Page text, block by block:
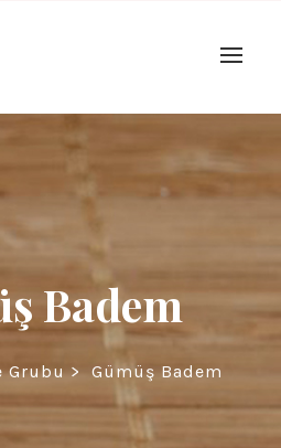
Badem
Grubu> Gümüş Badem